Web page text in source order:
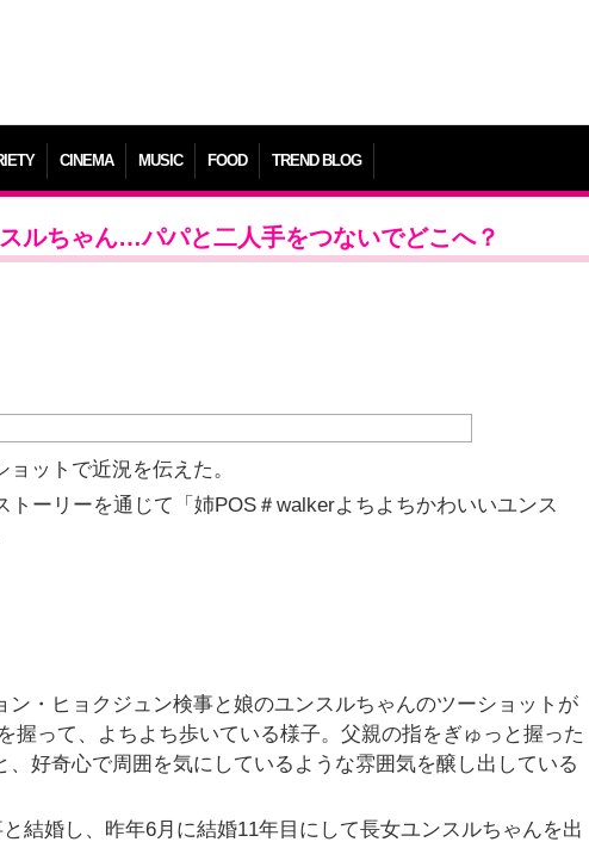
CINEMA MUSIC FOOD TREND BLOG
ルちゃん…パパと二人手をつないでどこへ？
ットで近況を伝えた。
ーリーを通じて「姉POS＃walkerよちよちかわいいユンス
・ヒョクジュン検事と娘のユンスルちゃんのツーショットが
握って、よちよち歩いている様子。父親の指をぎゅっと握った
好奇心で周囲を気にしているような雰囲気を醸し出している
結婚し、昨年6月に結婚11年目にして長女ユンスルちゃんを出